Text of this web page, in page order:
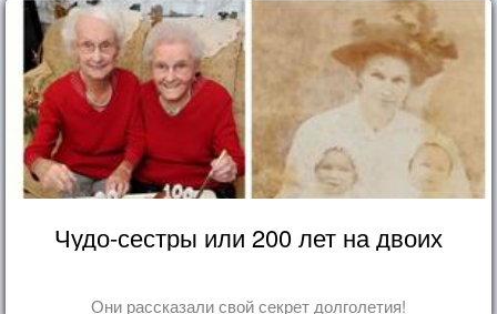
Чудо-сестры или 200 лет на двоих
Они рассказали свой секрет долголетия!